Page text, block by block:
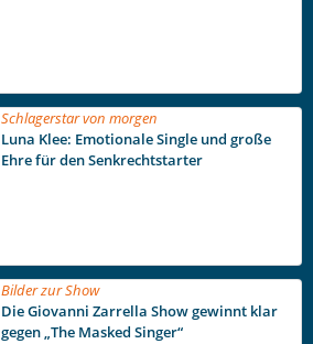
Schlagerstar von morgen
Luna Klee: Emotionale Single und große
Ehre für den Senkrechtstarter
Bilder zur Show
Die Giovanni Zarrella Show gewinnt klar
gegen „The Masked Singer“